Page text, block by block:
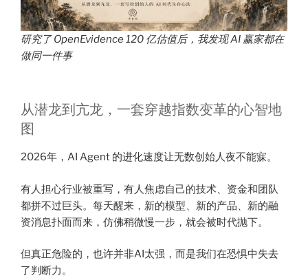
研究了 OpenEvidence 120 亿估值后，我发现 AI 赢家都在
做同一件事
从潜龙到亢龙，一套穿越指数变革的心智地
图
2026年，AI Agent 的进化速度让无数创始人夜不能寐。
有人担心行业被重写，有人焦虑自己的技术、资金和团队
都拼不过巨头。每天醒来，新的模型、新的产品、新的融
资消息扑面而来，仿佛稍微慢一步，就会被时代抛下。
但真正危险的，也许并非AI太强，而是我们在恐惧中失去
了判断力。